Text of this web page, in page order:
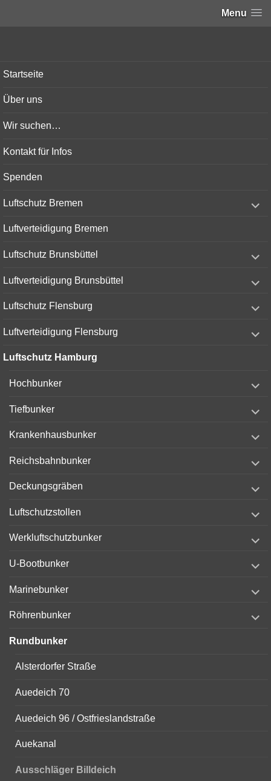
Menu
Startseite
Über uns
Wir suchen…
Kontakt für Infos
Spenden
Luftschutz Bremen
child
Luftverteidigung Bremen
Luftschutz Brunsbüttel
child
Luftverteidigung Brunsbüttel
child
Luftschutz Flensburg
child
Luftverteidigung Flensburg
child
Luftschutz Hamburg
Hochbunker
child
Tiefbunker
child
Krankenhausbunker
child
Reichsbahnbunker
child
Deckungsgräben
child
Luftschutzstollen
child
Werkluftschutzbunker
child
U-Bootbunker
child
Marinebunker
child
Röhrenbunker
child
Rundbunker
Alsterdorfer Straße
Auedeich 70
Auedeich 96 / Ostfrieslandstraße
Auekanal
Ausschläger Billdeich